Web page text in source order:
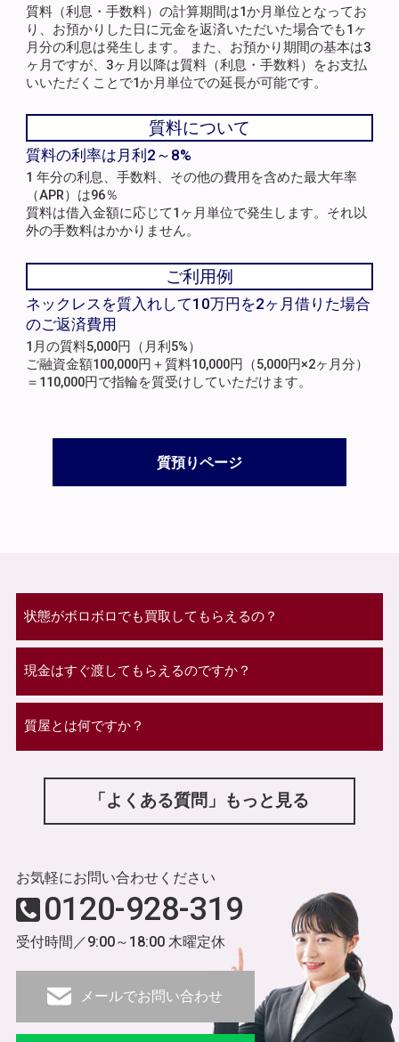
質料（利息・手数料）の計算期間は1か月単位となってお
り、お預かりした日に元金を返済いただいた場合でも1ヶ
月分の利息は発生します。 また、お預かり期間の基本は3
ヶ月ですが、3ヶ月以降は質料（利息・手数料）をお支払
いいただくことで1か月単位での延長が可能です。
質料について
質料の利率は月利2～8%
1 年分の利息、手数料、その他の費用を含めた最大年率
（APR）は96％
質料は借入金額に応じて1ヶ月単位で発生します。それ以
外の手数料はかかりません。
ご利用例
ネックレスを質入れして10万円を2ヶ月借りた場合
のご返済費用
1月の質料5,000円（月利5%）
ご融資金額100,000円＋質料10,000円（5,000円×2ヶ月分）
＝110,000円で指輪を質受けしていただけます。
質預りページ
状態がボロボロでも買取してもらえるの？
現金はすぐ渡してもらえるのですか？
質屋とは何ですか？
「よくある質問」もっと見る
お気軽にお問い合わせください
0120-928-319
受付時間／9:00～18:00 木曜定休
メールでお問い合わせ